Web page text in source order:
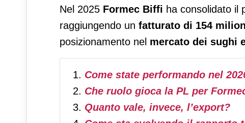
continuare a crescere
Nel 2025 Formec Biffi ha consolidato il
raggiungendo un fatturato di 154
posizionamento nel mercato dei sughi
Come state performando nel
Che ruolo gioca la PL per
Quanto vale, invece, l’export?